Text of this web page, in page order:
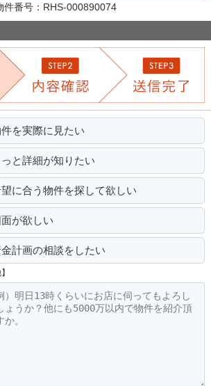
件番号：RHS-000890074
を実際に見たい
っと詳細が知りたい
に合う物件を探して欲しい
が欲しい
金計画の相談をしたい